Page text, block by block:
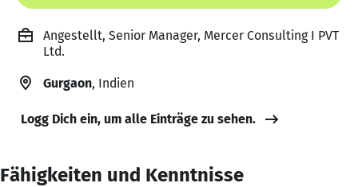
Angestellt, Senior Manager, Mercer Consulting I PVT
Ltd.
Gurgaon, Indien
Logg Dich ein, um alle Einträge zu sehen.
Fähigkeiten und Kenntnisse